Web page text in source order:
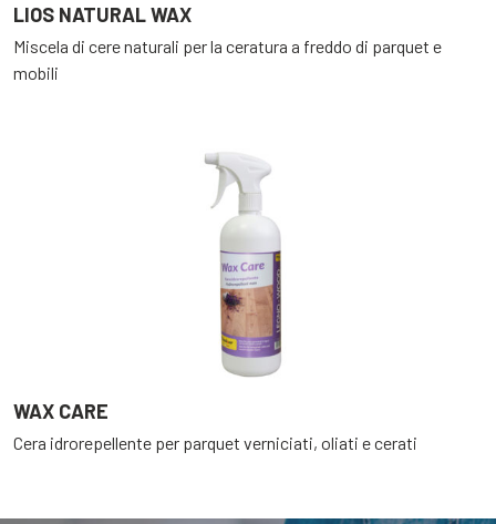
LIOS NATURAL WAX
Miscela di cere naturali per la ceratura a freddo di parquet e
mobili
WAX CARE
Cera idrorepellente per parquet verniciati, oliati e cerati